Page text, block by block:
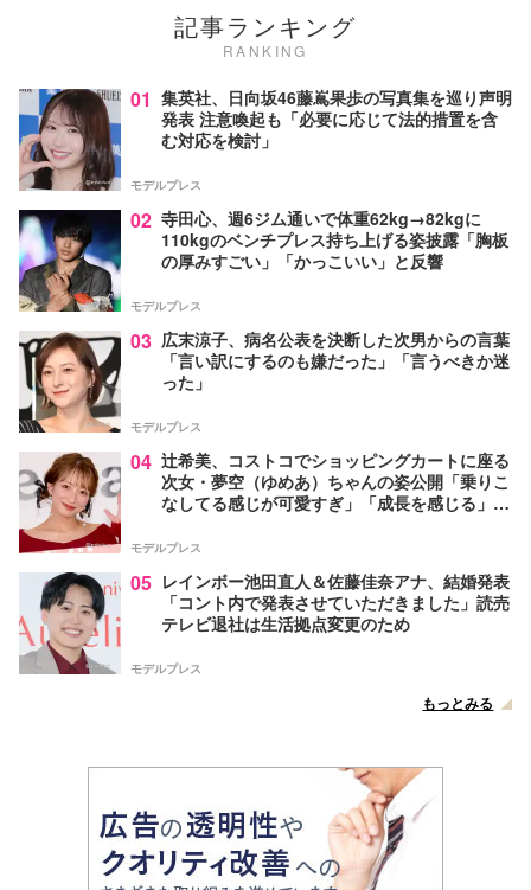
記事ランキング
RANKING
01 集英社、日向坂46藤嶌果歩の写真集を巡り声明
発表 注意喚起も「必要に応じて法的措置を含
む対応を検討」
モデルプレス
02 寺田心、週6ジム通いで体重62kg→82kgに
110kgのベンチプレス持ち上げる姿披露「胸板
の厚みすごい」「かっこいい」と反響
モデルプレス
03 広末涼子、病名公表を決断した次男からの言葉
「言い訳にするのも嫌だった」「言うべきか迷
った」
モデルプレス
04 辻希美、コストコでショッピングカートに座る
次女・夢空（ゆめあ）ちゃんの姿公開「乗りこ
なしてる感じが可愛すぎ」「成長を感じる」の
モデルプレス
05 レインボー池田直人＆佐藤佳奈アナ、結婚発表
「コント内で発表させていただきました」読売
テレビ退社は生活拠点変更のため
モデルプレス
もっとみる